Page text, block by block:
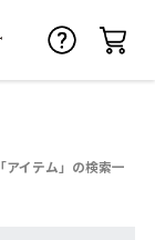
イテム」の検索一